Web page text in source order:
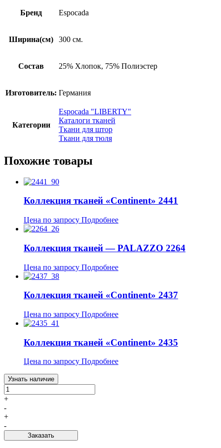
Бренд Espocada
Ширина(см) 300 см.
Состав 25% Хлопок, 75% Полиэстер
Изготовитель: Германия
Категории
Espocada "LIBERTY"
Каталоги тканей
Ткани для штор
Ткани для тюля
Похожие товары
Коллекция тканей «Continent» 2441
Цена по запросу Подробнее
Коллекция тканей — PALAZZO 2264
Цена по запросу Подробнее
Коллекция тканей «Continent» 2437
Цена по запросу Подробнее
Коллекция тканей «Continent» 2435
Цена по запросу Подробнее
Узнать наличие
+
-
+
-
Заказать